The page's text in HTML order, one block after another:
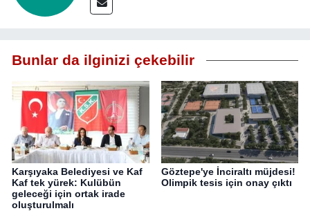
Bunlar da ilginizi çekebilir
Karşıyaka Belediyesi ve Kaf
Kaf tek yürek: Kulübün
geleceği için ortak irade
oluşturulmalı
Göztepe'ye İnciraltı müjdesi!
Olimpik tesis için onay çıktı